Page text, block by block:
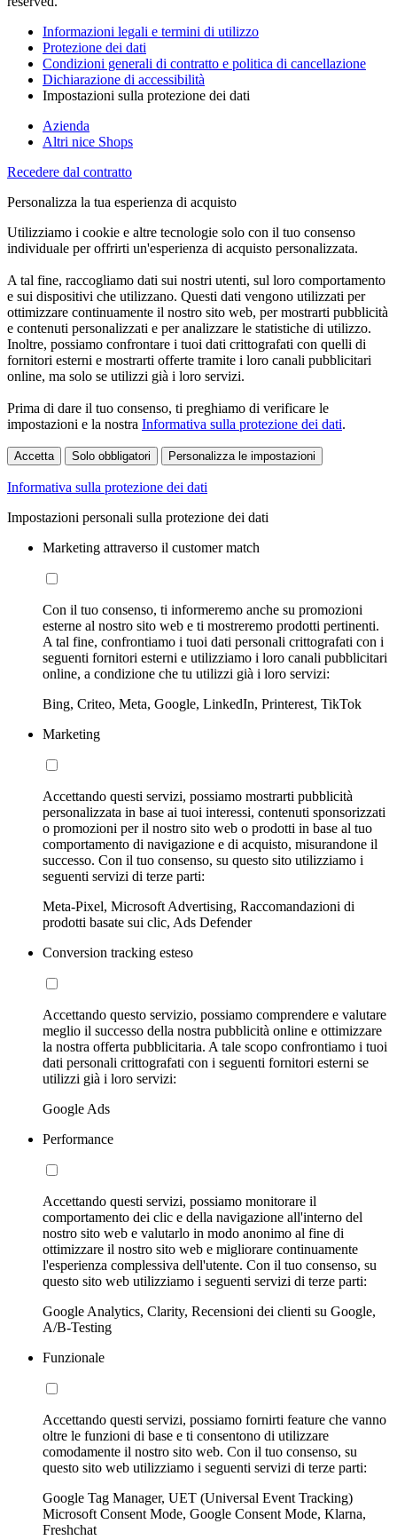
Informazioni legali e termini di utilizzo
Protezione dei dati
Condizioni generali di contratto e politica di cancellazione
Dichiarazione di accessibilità
Impostazioni sulla protezione dei dati
Azienda
Altri nice Shops
Recedere dal contratto
Personalizza la tua esperienza di acquisto
Utilizziamo i cookie e altre tecnologie solo con il tuo consenso
individuale per offrirti un'esperienza di acquisto personalizzata.
A tal fine, raccogliamo dati sui nostri utenti, sul loro comportamento
e sui dispositivi che utilizzano. Questi dati vengono utilizzati per
ottimizzare continuamente il nostro sito web, per mostrarti pubblicità
e contenuti personalizzati e per analizzare le statistiche di utilizzo.
Inoltre, possiamo confrontare i tuoi dati crittografati con quelli di
fornitori esterni e mostrarti offerte tramite i loro canali pubblicitari
online, ma solo se utilizzi già i loro servizi.
Prima di dare il tuo consenso, ti preghiamo di verificare le
impostazioni e la nostra Informativa sulla protezione dei dati.
Accetta Solo obbligatori Personalizza le impostazioni
Informativa sulla protezione dei dati
Impostazioni personali sulla protezione dei dati
Marketing attraverso il customer match
Con il tuo consenso, ti informeremo anche su promozioni
esterne al nostro sito web e ti mostreremo prodotti pertinenti.
A tal fine, confrontiamo i tuoi dati personali crittografati con i
seguenti fornitori esterni e utilizziamo i loro canali pubblicitari
online, a condizione che tu utilizzi già i loro servizi:
Bing, Criteo, Meta, Google, LinkedIn, Printerest, TikTok
Marketing
Accettando questi servizi, possiamo mostrarti pubblicità
personalizzata in base ai tuoi interessi, contenuti sponsorizzati
o promozioni per il nostro sito web o prodotti in base al tuo
comportamento di navigazione e di acquisto, misurandone il
successo. Con il tuo consenso, su questo sito utilizziamo i
seguenti servizi di terze parti:
Meta-Pixel, Microsoft Advertising, Raccomandazioni di
prodotti basate sui clic, Ads Defender
Conversion tracking esteso
Accettando questo servizio, possiamo comprendere e valutare
meglio il successo della nostra pubblicità online e ottimizzare
la nostra offerta pubblicitaria. A tale scopo confrontiamo i tuoi
dati personali crittografati con i seguenti fornitori esterni se
utilizzi già i loro servizi:
Google Ads
Performance
Accettando questi servizi, possiamo monitorare il
comportamento dei clic e della navigazione all'interno del
nostro sito web e valutarlo in modo anonimo al fine di
ottimizzare il nostro sito web e migliorare continuamente
l'esperienza complessiva dell'utente. Con il tuo consenso, su
questo sito web utilizziamo i seguenti servizi di terze parti:
Google Analytics, Clarity, Recensioni dei clienti su Google,
A/B-Testing
Funzionale
Accettando questi servizi, possiamo fornirti feature che vanno
oltre le funzioni di base e ti consentono di utilizzare
comodamente il nostro sito web. Con il tuo consenso, su
questo sito web utilizziamo i seguenti servizi di terze parti:
Google Tag Manager, UET (Universal Event Tracking)
Microsoft Consent Mode, Google Consent Mode, Klarna,
Freshchat